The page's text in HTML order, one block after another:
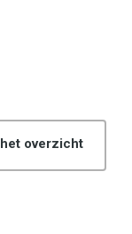
overzicht